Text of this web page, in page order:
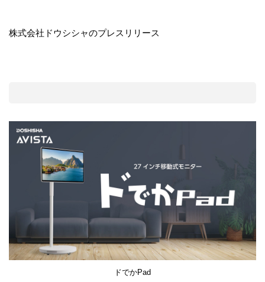
株式会社ドウシシャのプレスリリース
ドでかPad